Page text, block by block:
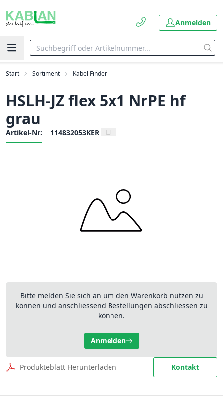
Anmelden
Start Sortiment Kabel Finder
HSLH-JZ flex 5x1 NrPE hf
grau
Artikel-Nr: 114832053KER
Bitte melden Sie sich an um den Warenkorb nutzen zu
können und anschliessend Bestellungen abschliessen zu
können.
Anmelden
Produkteblatt Herunterladen Kontakt